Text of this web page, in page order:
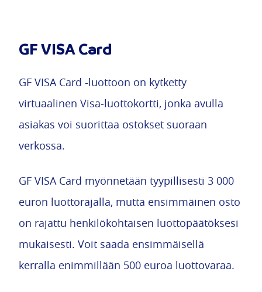
GF VISA Card
GF VISA Card -luottoon on kytketty
virtuaalinen Visa-luottokortti, jonka avulla
asiakas voi suorittaa ostokset suoraan
verkossa.
GF VISA Card myönnetään tyypillisesti 3 000
euron luottorajalla, mutta ensimmäinen osto
on rajattu henkilökohtaisen luottopäätöksesi
mukaisesti. Voit saada ensimmäisellä
kerralla enimmillään 500 euroa luottovaraa.